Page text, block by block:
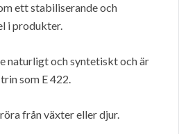
ett stabiliserande och
i produkter.
naturligt och syntetiskt och är
som E 422.
från växter eller djur.